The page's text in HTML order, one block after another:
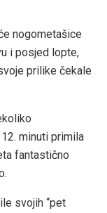
nogometašice
i posjed lopte,
prilike čekale
minuti primila
fantastično
svojih “pet